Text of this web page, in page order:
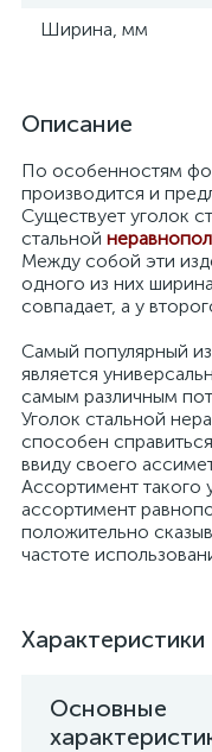
Ширина, мм
Описание
По особенностям
производится и
Существует уголок
стальной
Между собой эти
одного из них
совпадает, а у
Самый популярный
является
самым различным
Уголок стальной
способен
ввиду своего
Ассортимент такого
ассортимент
положительно
частоте
Характеристики
Основные